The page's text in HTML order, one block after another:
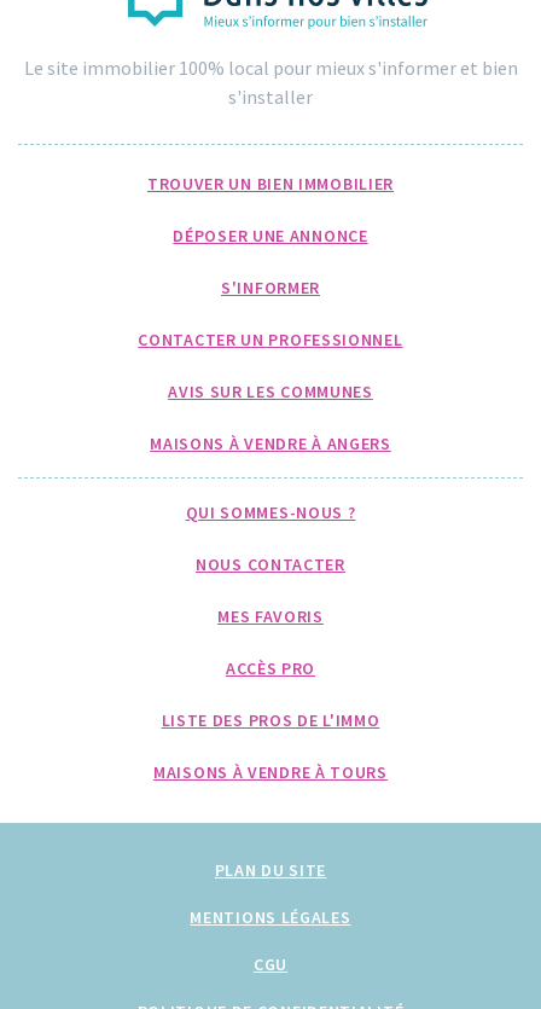
Le site immobilier 100% local pour mieux s'informer et bien
s'installer
TROUVER UN BIEN IMMOBILIER
DÉPOSER UNE ANNONCE
S'INFORMER
CONTACTER UN PROFESSIONNEL
AVIS SUR LES COMMUNES
MAISONS À VENDRE À ANGERS
QUI SOMMES-NOUS ?
NOUS CONTACTER
MES FAVORIS
ACCÈS PRO
LISTE DES PROS DE L'IMMO
MAISONS À VENDRE À TOURS
PLAN DU SITE
MENTIONS LÉGALES
CGU